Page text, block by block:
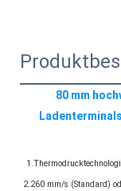
80 mm
2.260 mm/s (Standard)